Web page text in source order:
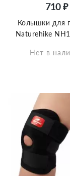
710 ₽
Колышки для
Naturehike
Нет в